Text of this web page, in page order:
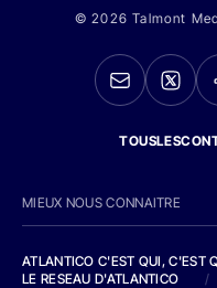
© 2026 Talmont
MIEUX NOUS CONNAITRE
ATLANTICO C'EST QUI, C'EST
LE RESEAU D'ATLANTICO
/